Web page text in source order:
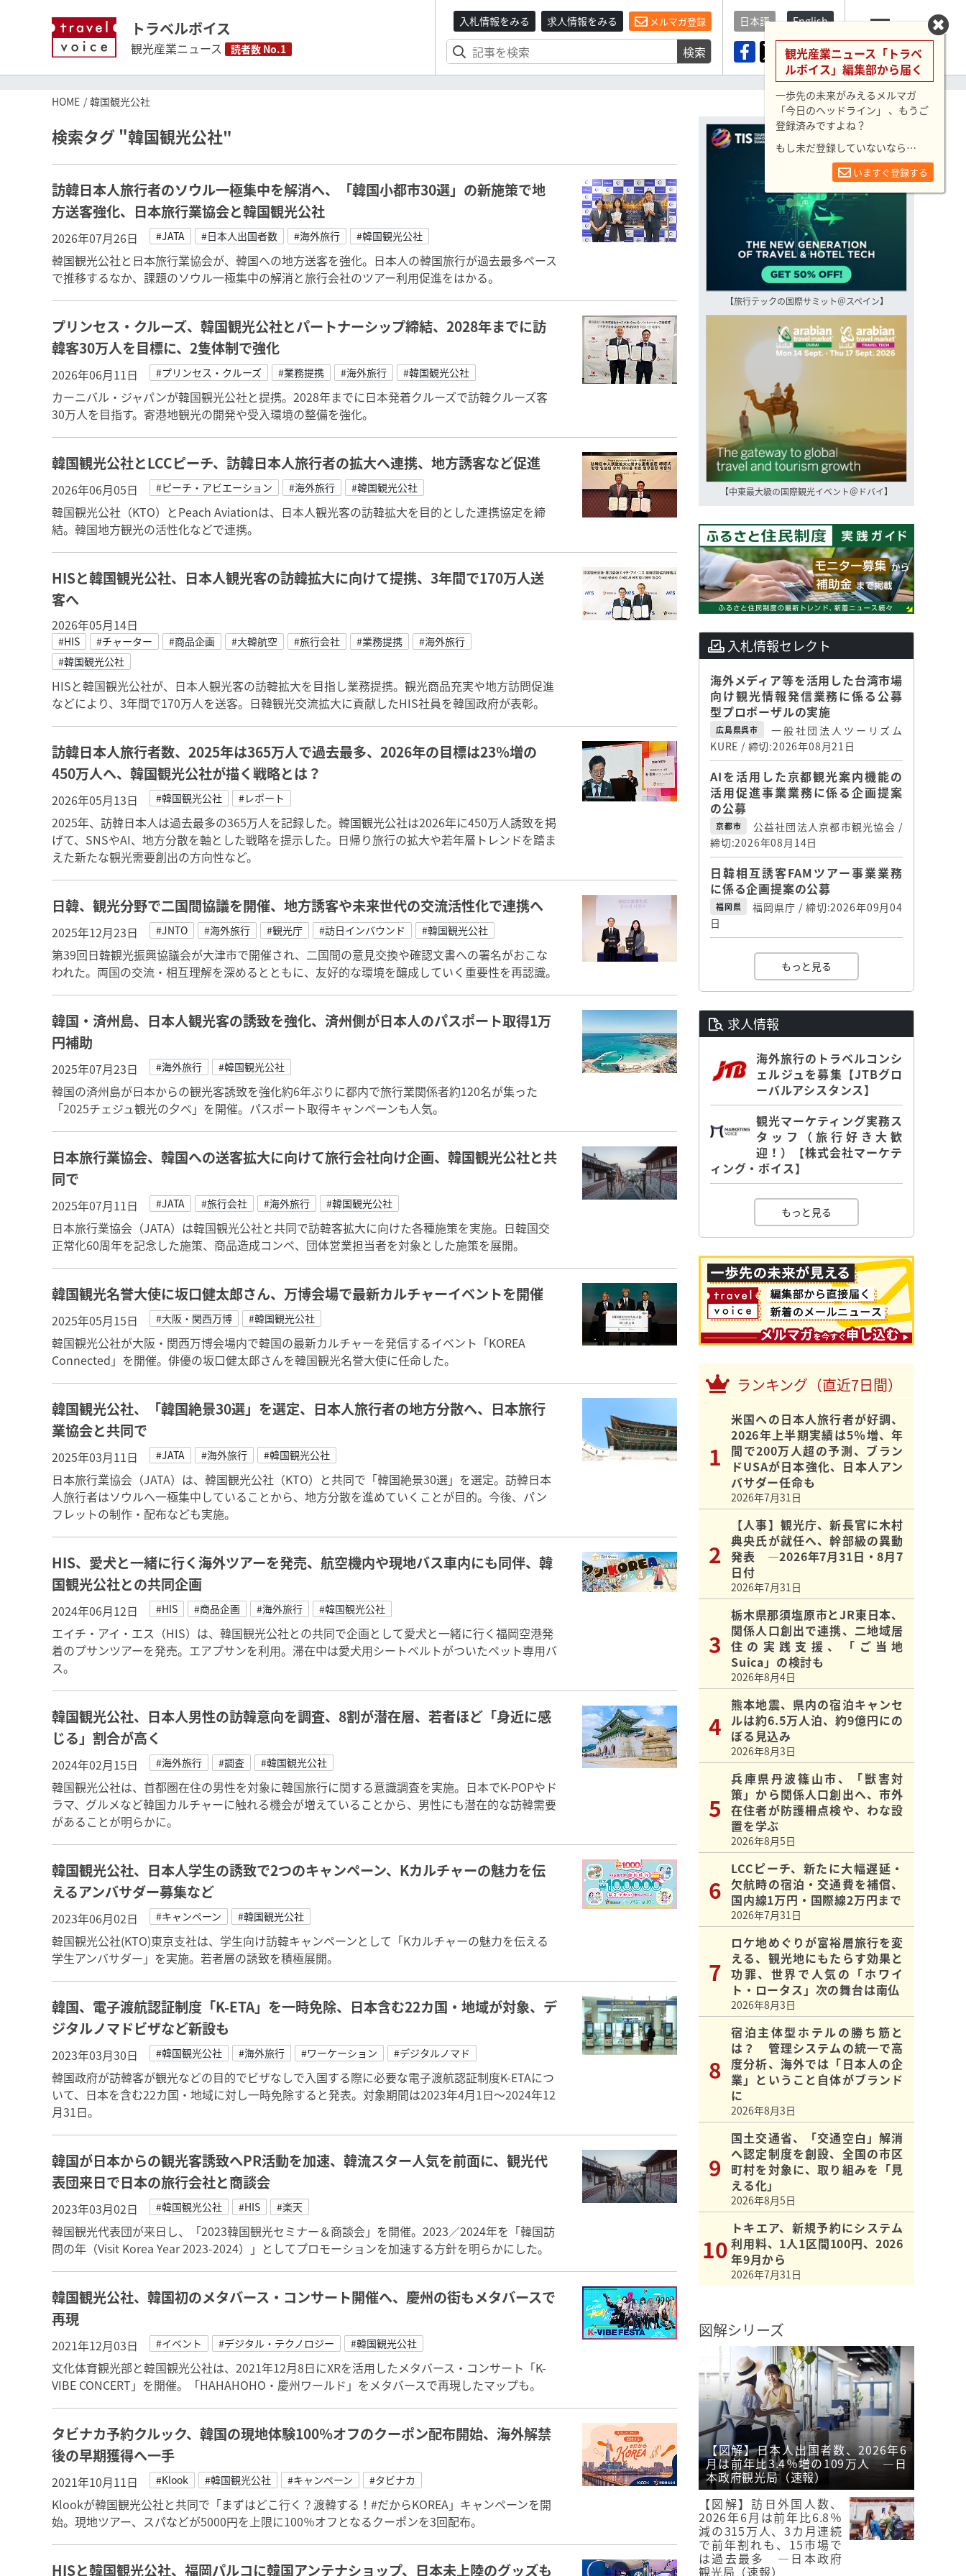
トラベルボイス
観光産業ニュース 読者数 No.1
入札情報をみる 求人情報をみる メルマガ登録
検索
日本語 English
メニュー
HOME 韓国観光公社
検索タグ "韓国観光公社"
訪韓日本人旅行者のソウル一極集中を解消へ、「韓国小都市30選」の新施策で地
方送客強化、日本旅行業協会と韓国観光公社
2026年07月26日 #JATA #日本人出国者数 #海外旅行 #韓国観光公社
韓国観光公社と日本旅行業協会が、韓国への地方送客を強化。日本人の韓国旅行が過去最多ペース
で推移するなか、課題のソウル一極集中の解消と旅行会社のツアー利用促進をはかる。
プリンセス・クルーズ、韓国観光公社とパートナーシップ締結、2028年までに訪
韓客30万人を目標に、2隻体制で強化
2026年06月11日 #プリンセス・クルーズ #業務提携 #海外旅行 #韓国観光公社
カーニバル・ジャパンが韓国観光公社と提携。2028年までに日本発着クルーズで訪韓クルーズ客
30万人を目指す。寄港地観光の開発や受入環境の整備を強化。
韓国観光公社とLCCピーチ、訪韓日本人旅行者の拡大へ連携、地方誘客など促進
2026年06月05日 #ピーチ・アビエーション #海外旅行 #韓国観光公社
韓国観光公社（KTO）とPeach Aviationは、日本人観光客の訪韓拡大を目的とした連携協定を締
結。韓国地方観光の活性化などで連携。
HISと韓国観光公社、日本人観光客の訪韓拡大に向けて提携、3年間で170万人送
客へ
2026年05月14日
#HIS #チャーター #商品企画 #大韓航空 #旅行会社 #業務提携
#海外旅行
#韓国観光公社
HISと韓国観光公社が、日本人観光客の訪韓拡大を目指し業務提携。観光商品充実や地方訪問促進
などにより、3年間で170万人を送客。日韓観光交流拡大に貢献したHIS社員を韓国政府が表彰。
訪韓日本人旅行者数、2025年は365万人で過去最多、2026年の目標は23％増の
450万人へ、韓国観光公社が描く戦略とは？
2026年05月13日 #韓国観光公社 #レポート
2025年、訪韓日本人は過去最多の365万人を記録した。韓国観光公社は2026年に450万人誘致を掲
げて、SNSやAI、地方分散を軸とした戦略を提示した。日帰り旅行の拡大や若年層トレンドを踏ま
えた新たな観光需要創出の方向性など。
日韓、観光分野で二国間協議を開催、地方誘客や未来世代の交流活性化で連携へ
2025年12月23日 #JNTO #海外旅行 #観光庁 #訪日インバウンド #韓国観光公社
第39回日韓観光振興協議会が大津市で開催され、二国間の意見交換や確認文書への署名がおこな
われた。両国の交流・相互理解を深めるとともに、友好的な環境を醸成していく重要性を再認識。
韓国・済州島、日本人観光客の誘致を強化、済州側が日本人のパスポート取得1万
円補助
2025年07月23日 #海外旅行 #韓国観光公社
韓国の済州島が日本からの観光客誘致を強化約6年ぶりに都内で旅行業関係者約120名が集った
「2025チェジュ観光の夕べ」を開催。パスポート取得キャンペーンも人気。
日本旅行業協会、韓国への送客拡大に向けて旅行会社向け企画、韓国観光公社と共
同で
2025年07月11日 #JATA #旅行会社 #海外旅行 #韓国観光公社
日本旅行業協会（JATA）は韓国観光公社と共同で訪韓客拡大に向けた各種施策を実施。日韓国交
正常化60周年を記念した施策、商品造成コンペ、団体営業担当者を対象とした施策を展開。
韓国観光名誉大使に坂口健太郎さん、万博会場で最新カルチャーイベントを開催
2025年05月15日 #大阪・関西万博 #韓国観光公社
韓国観光公社が大阪・関西万博会場内で韓国の最新カルチャーを発信するイベント「KOREA
Connected」を開催。俳優の坂口健太郎さんを韓国観光名誉大使に任命した。
韓国観光公社、「韓国絶景30選」を選定、日本人旅行者の地方分散へ、日本旅行
業協会と共同で
2025年03月11日 #JATA #海外旅行 #韓国観光公社
日本旅行業協会（JATA）は、韓国観光公社（KTO）と共同で「韓国絶景30選」を選定。訪韓日本
人旅行者はソウルへ一極集中していることから、地方分散を進めていくことが目的。今後、パン
フレットの制作・配布なども実施。
HIS、愛犬と一緒に行く海外ツアーを発売、航空機内や現地バス車内にも同伴、韓
国観光公社との共同企画
2024年06月12日 #HIS #商品企画 #海外旅行 #韓国観光公社
エイチ・アイ・エス（HIS）は、韓国観光公社との共同で企画として愛犬と一緒に行く福岡空港発
着のプサンツアーを発売。エアプサンを利用。滞在中は愛犬用シートベルトがついたペット専用バ
ス。
韓国観光公社、日本人男性の訪韓意向を調査、8割が潜在層、若者ほど「身近に感
じる」割合が高く
2024年02月15日 #海外旅行 #調査 #韓国観光公社
韓国観光公社は、首都圏在住の男性を対象に韓国旅行に関する意識調査を実施。日本でK-POPやド
ラマ、グルメなど韓国カルチャーに触れる機会が増えていることから、男性にも潜在的な訪韓需要
があることが明らかに。
韓国観光公社、日本人学生の誘致で2つのキャンペーン、Kカルチャーの魅力を伝
えるアンバサダー募集など
2023年06月02日 #キャンペーン #韓国観光公社
韓国観光公社(KTO)東京支社は、学生向け訪韓キャンペーンとして「Kカルチャーの魅力を伝える
学生アンバサダー」を実施。若者層の誘致を積極展開。
韓国、電子渡航認証制度「K-ETA」を一時免除、日本含む22カ国・地域が対象、デ
ジタルノマドビザなど新設も
2023年03月30日 #韓国観光公社 #海外旅行 #ワーケーション #デジタルノマド
韓国政府が訪韓客が観光などの目的でビザなしで入国する際に必要な電子渡航認証制度K-ETAにつ
いて、日本を含む22カ国・地域に対し一時免除すると発表。対象期間は2023年4月1日～2024年12
月31日。
韓国が日本からの観光客誘致へPR活動を加速、韓流スター人気を前面に、観光代
表団来日で日本の旅行会社と商談会
2023年03月02日 #韓国観光公社 #HIS #楽天
韓国観光代表団が来日し、「2023韓国観光セミナー＆商談会」を開催。2023／2024年を「韓国訪
問の年（Visit Korea Year 2023-2024）」としてプロモーションを加速する方針を明らかにした。
韓国観光公社、韓国初のメタバース・コンサート開催へ、慶州の街もメタバースで
再現
2021年12月03日 #イベント #デジタル・テクノロジー #韓国観光公社
文化体育観光部と韓国観光公社は、2021年12月8日にXRを活用したメタバース・コンサート「K-
VIBE CONCERT」を開催。「HAHAHOHO・慶州ワールド」をメタバースで再現したマップも。
タビナカ予約クルック、韓国の現地体験100％オフのクーポン配布開始、海外解禁
後の早期獲得へ一手
2021年10月11日 #Klook #韓国観光公社 #キャンペーン #タビナカ
Klookが韓国観光公社と共同で「まずはどこ行く？渡韓する！#だからKOREA」キャンペーンを開
始。現地ツアー、スパなどが5000円を上限に100％オフとなるクーポンを3回配布。
HISと韓国観光公社、福岡パルコに韓国アンテナショップ、日本未上陸のグッズも
【旅行テックの国際サミット＠スペイン】
【中東最大級の国際観光イベント＠ドバイ】
入札情報セレクト
海外メディア等を活用した台湾市場
向け観光情報発信業務に係る公募
型プロポーザルの実施
広島県呉市
一般社団法人ツーリズム
KURE / 締切:2026年08月21日
AIを活用した京都観光案内機能の
活用促進事業業務に係る企画提案
の公募
京都市
公益社団法人京都市観光協会 /
締切:2026年08月14日
日韓相互誘客FAMツアー事業業務
に係る企画提案の公募
福岡県
福岡県庁 / 締切:2026年09月04
日
もっと見る
求人情報
海外旅行のトラベルコンシ
ェルジュを募集【JTBグロ
ーバルアシスタンス】
観光マーケティング実務ス
タッフ（旅行好き大歓
迎！）【株式会社マーケテ
ィング・ボイス】
もっと見る
ランキング（直近7日間）
米国への日本人旅行者が好調、
2026年上半期実績は5％増、年
間で200万人超の予測、ブラン
ドUSAが日本強化、日本人アン
バサダー任命も
2026年7月31日
【人事】観光庁、新長官に木村
典央氏が就任へ、幹部級の異動
発表 ―2026年7月31日・8月7
日付
2026年7月31日
栃木県那須塩原市とJR東日本、
関係人口創出で連携、二地域居
住の実践支援、「ご当地
Suica」の検討も
2026年8月4日
熊本地震、県内の宿泊キャンセ
ルは約6.5万人泊、約9億円にの
ぼる見込み
2026年8月3日
兵庫県丹波篠山市、「獣害対
策」から関係人口創出へ、市外
在住者が防護柵点検や、わな設
置を学ぶ
2026年8月5日
LCCピーチ、新たに大幅遅延・
欠航時の宿泊・交通費を補償、
国内線1万円・国際線2万円まで
2026年7月31日
ロケ地めぐりが富裕層旅行を変
える、観光地にもたらす効果と
功罪、世界で人気の「ホワイ
ト・ロータス」次の舞台は南仏
2026年8月3日
宿泊主体型ホテルの勝ち筋と
は？ 管理システムの統一で高
度分析、海外では「日本人の企
業」ということ自体がブランド
に
2026年8月3日
国土交通省、「交通空白」解消
へ認定制度を創設、全国の市区
町村を対象に、取り組みを「見
える化」
2026年8月5日
トキエア、新規予約にシステム
利用料、1人1区間100円、2026
年9月から
2026年7月31日
図解シリーズ
【図解】日本人出国者数、2026年6
月は前年比3.4％増の109万人 ―日
本政府観光局（速報）
【図解】訪日外国人数、
2026年6月は前年比6.8％
減の315万人、3カ月連続
で前年割れも、15市場で
は過去最多 ―日本政府
観光局（速報）
観光産業ニュース「トラベ
ルボイス」編集部から届く
一歩先の未来がみえるメルマガ
「今日のヘッドライン」 、もうご
登録済みですよね？
もし未だ登録していないなら…
いますぐ登録する